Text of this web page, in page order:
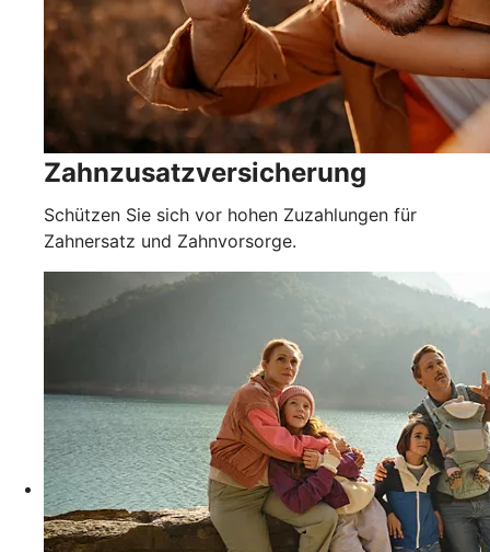
Zahnzusatzversicherung
Schützen Sie sich vor hohen Zuzahlungen für
Zahnersatz und Zahnvorsorge.